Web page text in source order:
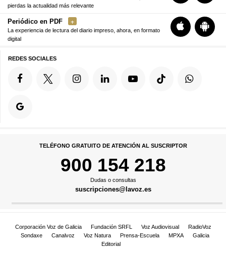
pierdas la actualidad más relevante
Periódico en PDF
La experiencia de lectura del diario impreso, ahora, en formato
digital
REDES SOCIALES
TELÉFONO GRATUITO DE ATENCIÓN AL SUSCRIPTOR
900 154 218
Dudas o consultas
suscripciones@lavoz.es
Corporación Voz de Galicia Fundación SRFL Voz Audiovisual
RadioVoz
Sondaxe
Canalvoz Voz Natura Prensa-Escuela MPXA
Galicia
Editorial